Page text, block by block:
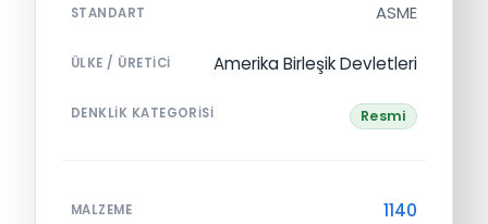
STANDART ASME
ÜLKE / ÜRETICI Amerika Birleşik Devletleri
DENKLIK KATEGORISI Resmi
MALZEME 1140